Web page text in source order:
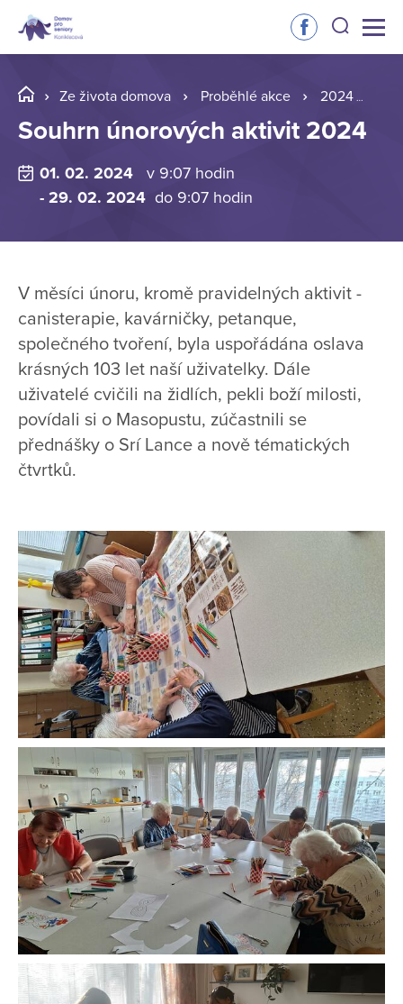
Ze života domova Proběhlé akce 2024
Souhrn únorových aktivit 2024
01. 02. 2024
v 9:07 hodin
- 29. 02. 2024 do 9:07 hodin
V měsíci únoru, kromě pravidelných aktivit -
canisterapie, kavárničky, petanque,
společného tvoření, byla uspořádána oslava
krásných 103 let naší uživatelky. Dále
uživatelé cvičili na židlích, pekli boží milosti,
povídali si o Masopustu, zúčastnili se
přednášky o Srí Lance a nově tématických
čtvrtků.